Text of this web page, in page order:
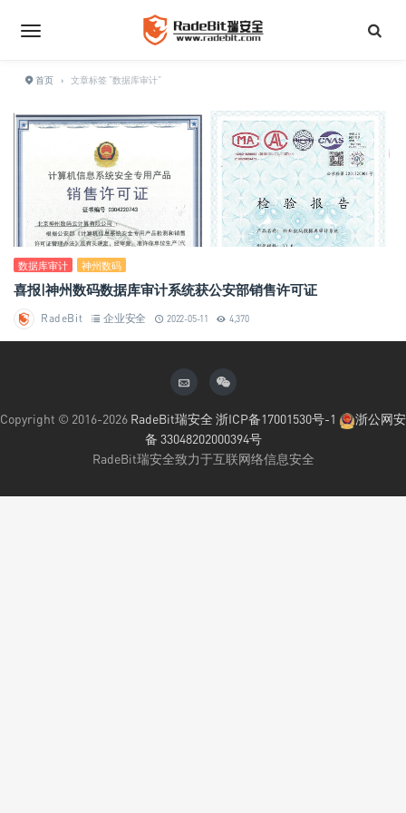
首页 › 文章标签 "数据库审计"
数据库审计 神州数码
喜报|神州数码数据库审计系统获公安部销售许可证
RadeBit 企业安全 2022-05-11 4,370
Copyright © 2016-2026 RadeBit瑞安全 浙ICP备17001530号-1
浙公网安
备 33048202000394号
RadeBit瑞安全致力于互联网络信息安全